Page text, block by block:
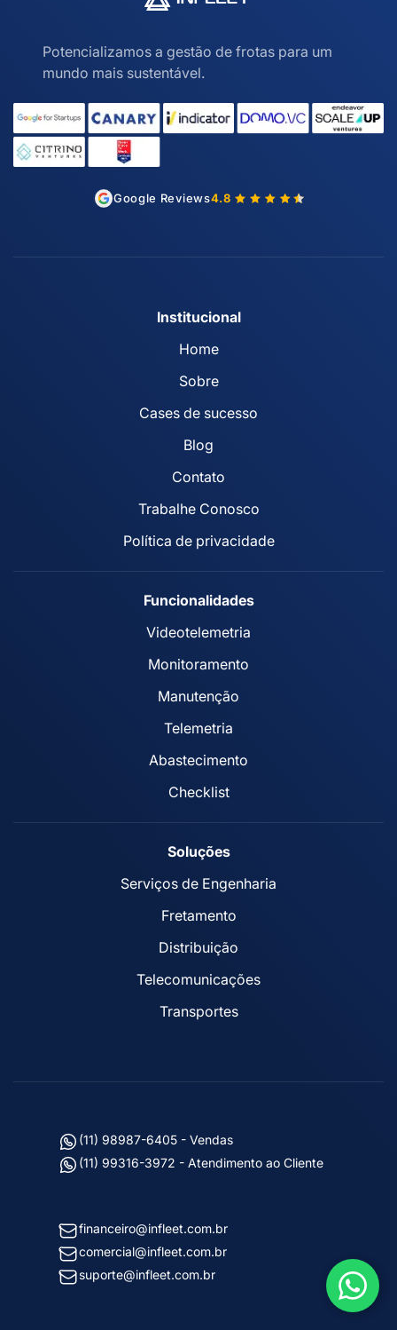
Potencializamos a gestão de frotas para um
mundo mais sustentável.
Google Reviews4.8
Institucional
Home
Sobre
Cases de sucesso
Blog
Contato
Trabalhe Conosco
Política de privacidade
Funcionalidades
Videotelemetria
Monitoramento
Manutenção
Telemetria
Abastecimento
Checklist
Soluções
Serviços de Engenharia
Fretamento
Distribuição
Telecomunicações
Transportes
(11) 98987-6405 - Vendas
(11) 99316-3972 - Atendimento ao Cliente
financeiro@infleet.com.br
comercial@infleet.com.br
suporte@infleet.com.br